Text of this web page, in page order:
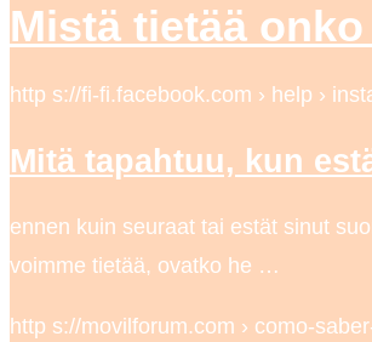
Mistä tietää
http s://fi-fi.facebook.com › help ›
Mitä tapahtuu, kun
ennen kuin seuraat tai estät sinut
voimme tietää, ovatko he …
http s://movilforum.com › como-